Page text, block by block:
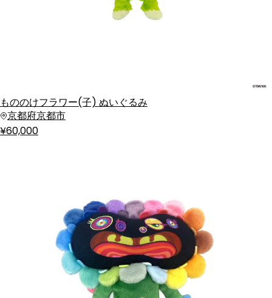
もののけフラワー(子) ぬいぐるみ
京都府京都市
¥60,000